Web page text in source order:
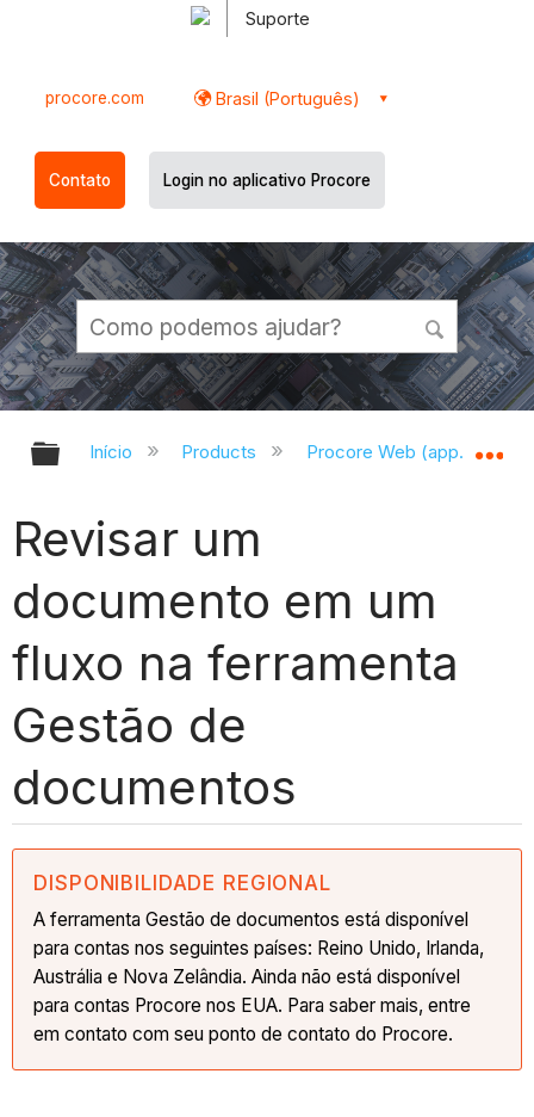
Suporte
procore.com Brasil (Português)
Contato Login no aplicativo Procore
Expandir/recolher hierarquia
Início Products Procore Web
Revisar um
documento em um
fluxo na ferramenta
Gestão de
documentos
DISPONIBILIDADE REGIONAL
A ferramenta Gestão de documentos está disponível
para contas nos seguintes países: Reino Unido, Irlanda,
Austrália e Nova Zelândia. Ainda não está disponível
para contas Procore nos EUA. Para saber mais, entre
em contato com seu ponto de contato do Procore.